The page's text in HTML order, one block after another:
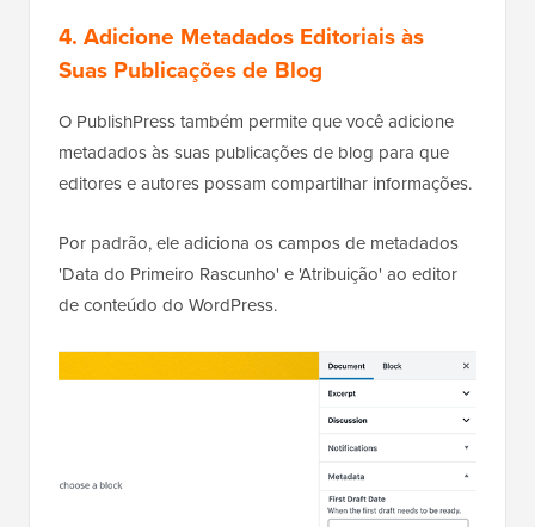
4. Adicione Metadados Editoriais às
Suas Publicações de Blog
O PublishPress também permite que você adicione
metadados às suas publicações de blog para que
editores e autores possam compartilhar informações.
Por padrão, ele adiciona os campos de metadados
'Data do Primeiro Rascunho' e 'Atribuição' ao editor
de conteúdo do WordPress.